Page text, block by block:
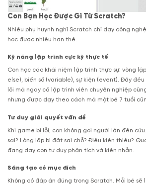
Con Bạn Học Được Gì Từ Scratch?
Nhiều phụ huynh nghĩ Scratch chỉ dạy công
học được nhiều hơn thế.
Kỹ năng lập trình cực kỳ thực tế
Con học các khái niệm lập trình thực sự: vòng
else), biến số (variable), sự kiện (event). Đây
lõi mà ngay cả lập trình viên chuyên nghiệp
nhưng được dạy theo cách mà một bé 7 tuổi
Tư duy giải quyết vấn đề
Khi game bị lỗi, con không gọi người lớn đến
sai? Lòng lặp bị đặt sai chỗ? Điều kiện thiếu?
đang dạy con tư duy phân tích và kiên nhẫn.
Sáng tạo có mục đích
Không có đáp án đúng trong Scratch. Mỗi bé sẽ